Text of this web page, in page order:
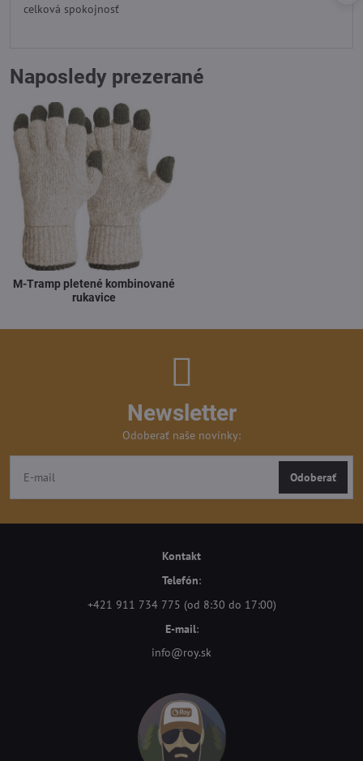
celková spokojnosť
Naposledy prezerané
M-Tramp pletené kombinované
rukavice
Newsletter
Odoberať naše novinky:
Odoberať
Kontakt
Telefón:
+421 911 734 775 (od 8:30 do 17:00)
E-mail:
info@roy.sk